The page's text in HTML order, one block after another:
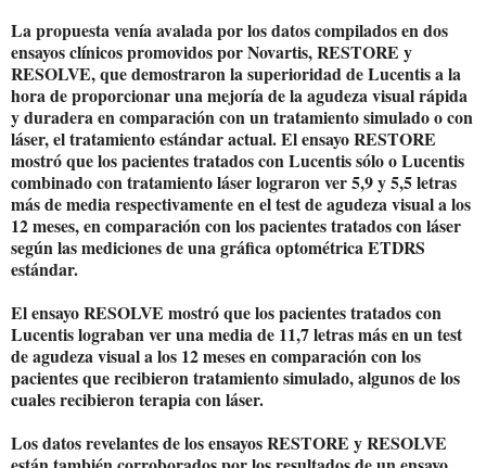
La propuesta venía avalada por los datos compilados en dos
ensayos clínicos promovidos por Novartis, RESTORE y
RESOLVE, que demostraron la superioridad de Lucentis a la
hora de proporcionar una mejoría de la agudeza visual rápida
y duradera en comparación con un tratamiento simulado o con
láser, el tratamiento estándar actual. El ensayo RESTORE
mostró que los pacientes tratados con Lucentis sólo o Lucentis
combinado con tratamiento láser lograron ver 5,9 y 5,5 letras
más de media respectivamente en el test de agudeza visual a los
12 meses, en comparación con los pacientes tratados con láser
según las mediciones de una gráfica optométrica ETDRS
estándar.
El ensayo RESOLVE mostró que los pacientes tratados con
Lucentis lograban ver una media de 11,7 letras más en un test
de agudeza visual a los 12 meses en comparación con los
pacientes que recibieron tratamiento simulado, algunos de los
cuales recibieron terapia con láser.
Los datos revelantes de los ensayos RESTORE y RESOLVE